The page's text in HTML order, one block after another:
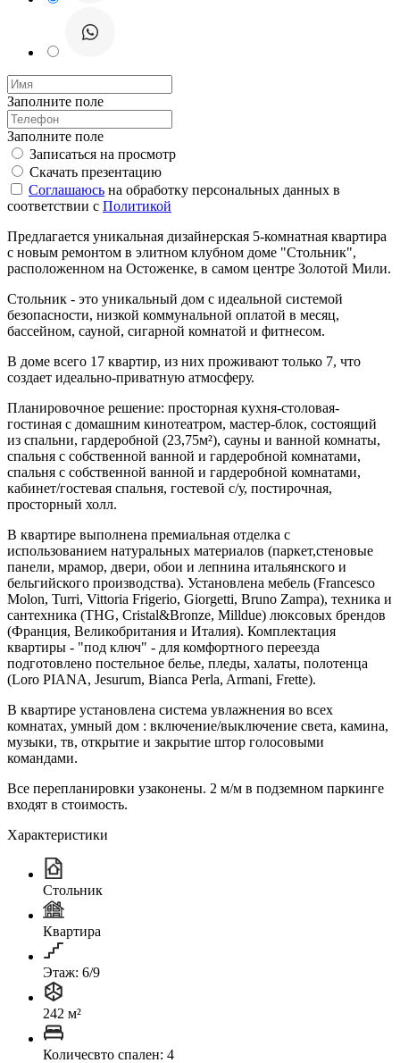
Заполните поле
Заполните поле
Записаться на просмотр
Скачать презентацию
Соглашаюсь на обработку персональных данных в
соответствии с Политикой
Предлагается уникальная дизайнерская 5-комнатная квартира
с новым ремонтом в элитном клубном доме "Стольник",
расположенном на Остоженке, в самом центре Золотой Мили.
Стольник - это уникальный дом с идеальной системой
безопасности, низкой коммунальной оплатой в месяц,
бассейном, сауной, сигарной комнатой и фитнесом.
В доме всего 17 квартир, из них проживают только 7, что
создает идеально-приватную атмосферу.
Планировочное решение: просторная кухня-столовая-
гостиная с домашним кинотеатром, мастер-блок, состоящий
из спальни, гардеробной (23,75м²), сауны и ванной комнаты,
спальня с собственной ванной и гардеробной комнатами,
спальня с собственной ванной и гардеробной комнатами,
кабинет/гостевая спальня, гостевой с/у, постирочная,
просторный холл.
В квартире выполнена премиальная отделка с
использованием натуральных материалов (паркет,стеновые
панели, мрамор, двери, обои и лепнина итальянского и
бельгийского производства). Установлена мебель (Francesco
Molon, Turri, Vittoria Frigerio, Giorgetti, Bruno Zampa), техника и
сантехника (THG, Cristal&Bronze, Milldue) люксовых брендов
(Франция, Великобритания и Италия). Комплектация
квартиры - "под ключ" - для комфортного переезда
подготовлено постельное белье, пледы, халаты, полотенца
(Loro PIANA, Jesurum, Bianca Perla, Armani, Frette).
В квартире установлена система увлажнения во всех
комнатах, умный дом : включение/выключение света, камина,
музыки, тв, открытие и закрытие штор голосовыми
командами.
Все перепланировки узаконены. 2 м/м в подземном паркинге
входят в стоимость.
Характеристики
Стольник
Квартира
Этаж: 6/9
242 м²
Количесвто спален: 4